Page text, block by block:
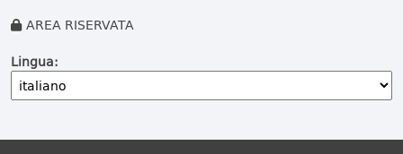
AREA RISERVATA
Lingua